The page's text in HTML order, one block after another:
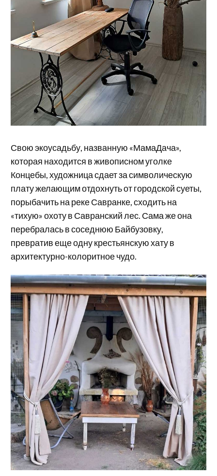
Свою экоусадьбу, названную «МамаДача»,
которая находится в живописном уголке
Концебы, художница сдает за символическую
плату желающим отдохнуть от городской суеты,
порыбачить на реке Савранке, сходить на
«тихую» охоту в Савранский лес. Сама же она
перебралась в соседнюю Байбузовку,
превратив еще одну крестьянскую хату в
архитектурно-колоритное чудо.